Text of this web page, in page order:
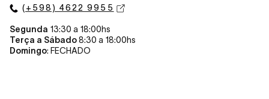
(+598) 4622 9955
Segunda 13:30 a 18:00hs
Terça a Sábado8:30 a 18:00hs
Domingo: FECHADO